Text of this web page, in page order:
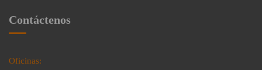
Contáctenos
Oficinas: